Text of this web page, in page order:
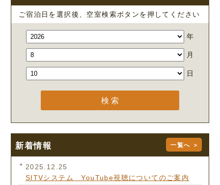
ご宿泊日を選択後、空室検索ボタンを押してください
年
月
日
新着情報 一覧へ ＞
2025.12.25
SITVシステム YouTube視聴についてのご案内